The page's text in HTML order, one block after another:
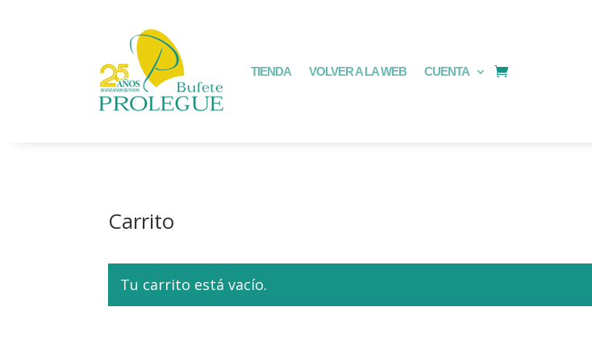
TIENDA VOLVER A LA WEB CUENTA
Carrito
Tu carrito está vacío.